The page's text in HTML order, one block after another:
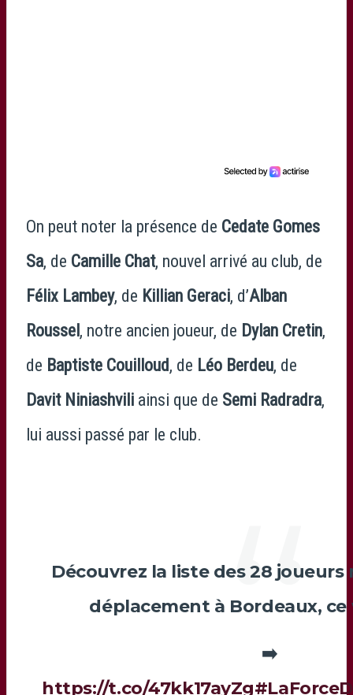
On peut noter la présence de Cedate Gomes
Sa, de Camille Chat, nouvel arrivé au club, de
Félix Lambey, de Killian Geraci, d’Alban
Roussel , notre ancien joueur, de Dylan Cretin,
de Baptiste Couilloud, de Léo Berdeu, de
Davit Niniashvili ainsi que de Semi Radradra,
lui aussi passé par le club.
Découvrez la liste des 28
déplacement à Bordeaux, ce
➡️
https://t.co/47kk17ayZg